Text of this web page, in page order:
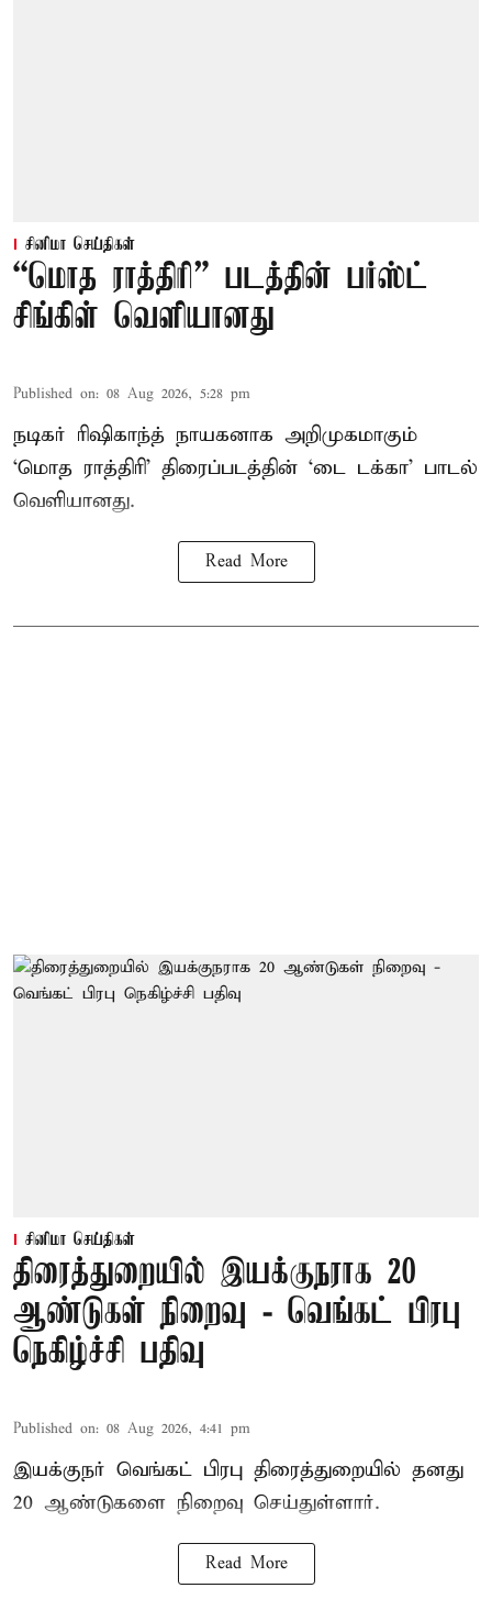
சினிமா செய்திகள்
“மொத ராத்திரி” படத்தின் பர்ஸ்ட்
சிங்கிள் வெளியானது
Published on: 08 Aug 2026, 5:28 pm
நடிகர் ரிஷிகாந்த் நாயகனாக அறிமுகமாகும்
‘மொத ராத்திரி’ திரைப்படத்தின் ‘டை டக்கா’ பாடல்
வெளியானது.
Read More
சினிமா செய்திகள்
திரைத்துறையில் இயக்குநராக 20
ஆண்டுகள் நிறைவு - வெங்கட் பிரபு
நெகிழ்ச்சி பதிவு
Published on: 08 Aug 2026, 4:41 pm
இயக்குநர் வெங்கட் பிரபு திரைத்துறையில் தனது
20 ஆண்டுகளை நிறைவு செய்துள்ளார்.
Read More